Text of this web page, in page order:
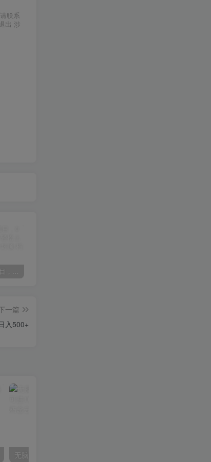
联系
出 涉
某讯游戏搬砖项目，0投入，可以挂机，轻松上手,月入3000+上不封顶
一篇
入500+